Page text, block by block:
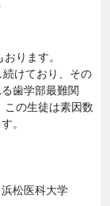
ります。
けており、その
歯学部最難関
この生徒は素因数
。
松医科大学